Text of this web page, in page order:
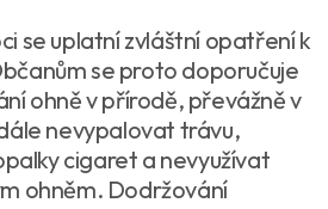
se uplatní zvláštní opatření k
se proto doporučuje
ohně v přírodě, převážně v
nevypalovat trávu,
cigaret a nevyužívat
ohněm. Dodržování